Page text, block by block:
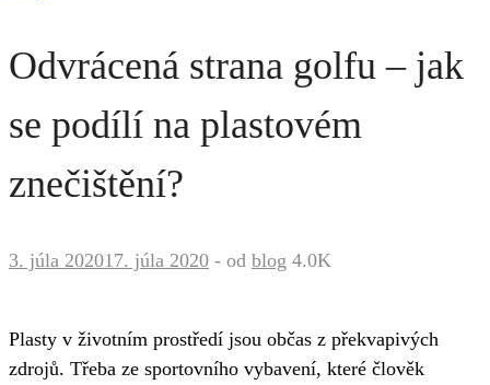
Odvrácená strana golfu – jak
se podílí na plastovém
znečištění?
3. júla 202017. júla 2020 - od blog 4.0K
Plasty v životním prostředí jsou občas z překvapivých
zdrojů. Třeba ze sportovního vybavení, které člověk